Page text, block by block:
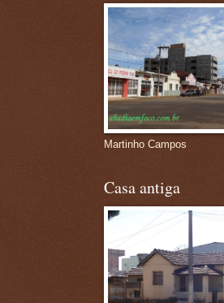
Martinho Campos
Casa antiga